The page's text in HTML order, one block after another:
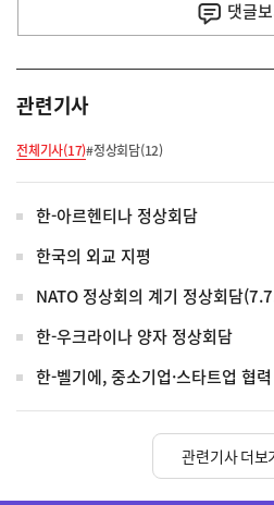
댓글
관련기사
전체기사(17)#정상회담(12)
한-아르헨티나 정상회담
한국의 외교 지평
NATO 정상회의 계기 정상회담
한-우크라이나 양자 정상회담
한-벨기에, 중소기업·스타트업 협
관련기사 더보